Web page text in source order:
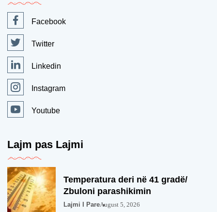
Facebook
Twitter
Linkedin
Instagram
Youtube
Lajm pas Lajmi
Temperatura deri në 41 gradë/
Zbuloni parashikimin
Lajmi I PareAugust 5, 2026